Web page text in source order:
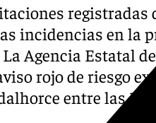
incidencias en la
La Agencia Estatal
rojo de riesgo
entre las